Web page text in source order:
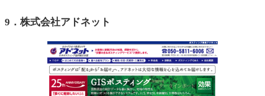
9． 株式会社アドネット